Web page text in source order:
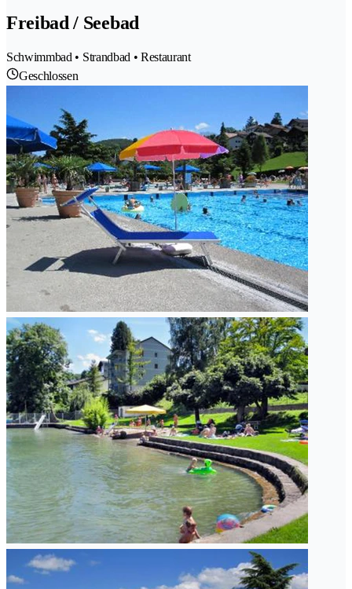
Freibad / Seebad
Schwimmbad • Strandbad • Restaurant
Geschlossen